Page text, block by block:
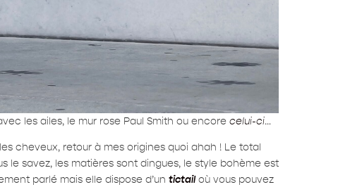
les ailes, le mur rose Paul Smith ou encore celui-ci…
cheveux, retour à mes origines quoi ahah ! Le total
le savez, les matières sont dingues, le style bohème est
parlé mais elle dispose d’un tictailoù vous pouvez